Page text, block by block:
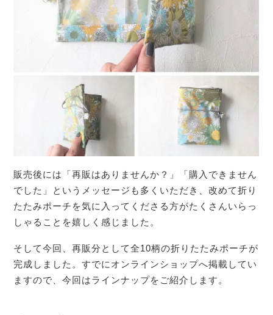
販売後には「再販はありませんか？」「購入できません
でした」というメッセージも多くいただき、改めて折り
たたみポーチを気に入ってくださる方がたくさんいらっ
しゃることを嬉しく感じました。
そして今回、再販分として全10柄の折りたたみポーチが
完成しました。すでにオンラインショップへ掲載してい
ますので、今回はラインナップをご紹介します。